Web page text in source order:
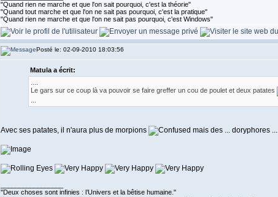
"Quand rien ne marche et que l'on sait pourquoi, c'est la théorie"
"Quand tout marche et que l'on ne sait pas pourquoi, c'est la pratique"
"Quand rien ne marche et que l'on ne sait pas pourquoi, c'est Windows"
Posté le: 02-09-2010 18:03:56
Matula a écrit:
Le gars sur ce coup là va pouvoir se faire greffer un cou de poulet et deux patates
Avec ses patates, il n'aura plus de morpions mais des ... doryphores ...
''Deux choses sont infinies : l’Univers et la bêtise humaine."